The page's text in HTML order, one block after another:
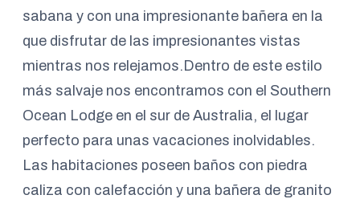
sabana y con una impresionante bañera en la
que disfrutar de las impresionantes vistas
mientras nos relejamos.Dentro de este estilo
más salvaje nos encontramos con el Southern
Ocean Lodge en el sur de Australia, el lugar
perfecto para unas vacaciones inolvidables.
Las habitaciones poseen baños con piedra
caliza con calefacción y una bañera de granito